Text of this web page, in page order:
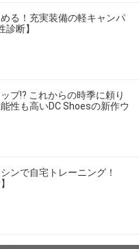
る！充実装備の軽キャンパ
断】
プ!? これからの時季に頼り
性も高いDC Shoesの新作ウ
ンで自宅トレーニング！